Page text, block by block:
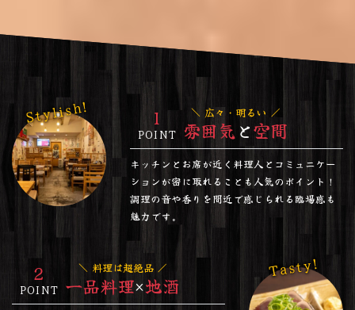
Stylish! 1
POINT
広々・明るい
雰囲気 と空間
キッチンとお席が近く料理人とコミュニケー
ションが密に取れることも人気のポイント！
調理の音や香りを間近で感じられる臨場感も
魅力です。
Tasty!
2
POINT
料理は超絶品
一品料理×地酒